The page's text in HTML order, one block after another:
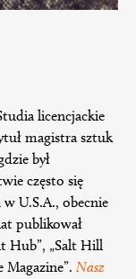
licencjackie
magistra sztuk
był
często się
U.S.A., obecnie
publikował
Hub”, „Salt Hill
Magazine”. Nasz